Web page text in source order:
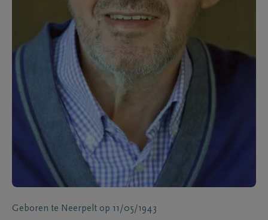
Geboren te Neerpelt op 11/05/1943